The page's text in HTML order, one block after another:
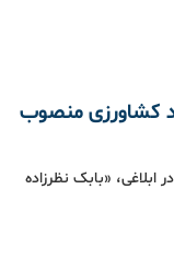
کشاورزی منصوب
ابلاغی، «بابک نظرزاده